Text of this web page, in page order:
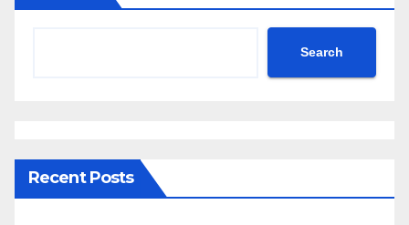
Search
Recent Posts